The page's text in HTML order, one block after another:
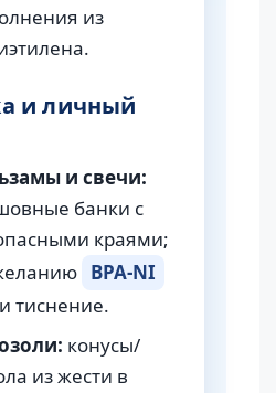
из
и личный
и свечи:
банки с
краями;
BPA-NI
тиснение.
конусы/
из жести в